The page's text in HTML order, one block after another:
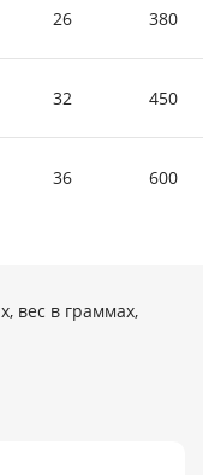
26 380
32 450
36 600
вес в граммах,